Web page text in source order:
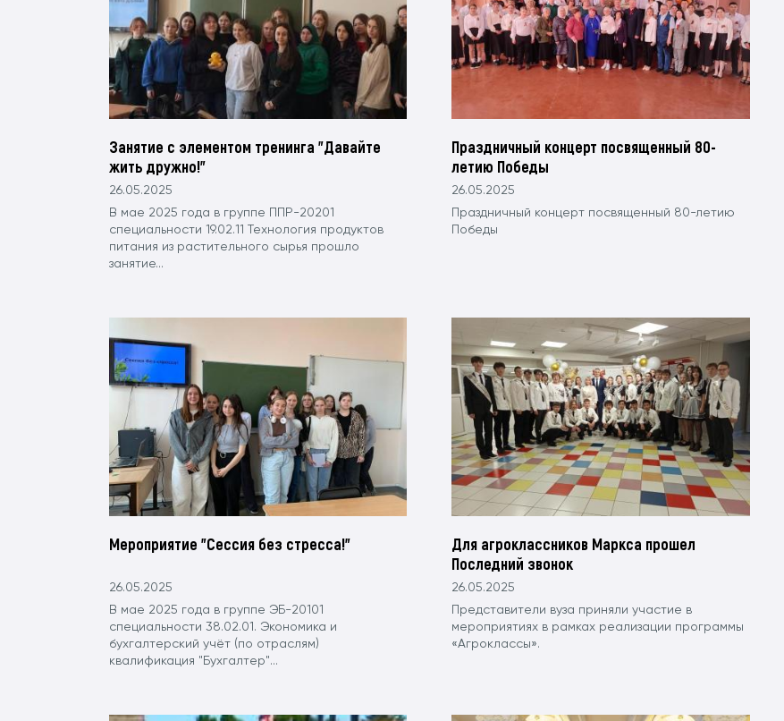
Занятие с элементом тренинга "Давайте
жить дружно!"
26.05.2025
В мае 2025 года в группе ППР-20201
специальности 19.02.11 Технология продуктов
питания из растительного сырья прошло
занятие...
Праздничный концерт посвященный 80-
летию Победы
26.05.2025
Праздничный концерт посвященный 80-летию
Победы
Мероприятие "Сессия без стресса!"
26.05.2025
В мае 2025 года в группе ЭБ-20101
специальности 38.02.01. Экономика и
бухгалтерский учёт (по отраслям)
квалификация "Бухгалтер"...
Для агроклассников Маркса прошел
Последний звонок
26.05.2025
Представители вуза приняли участие в
мероприятиях в рамках реализации программы
«Агроклассы».